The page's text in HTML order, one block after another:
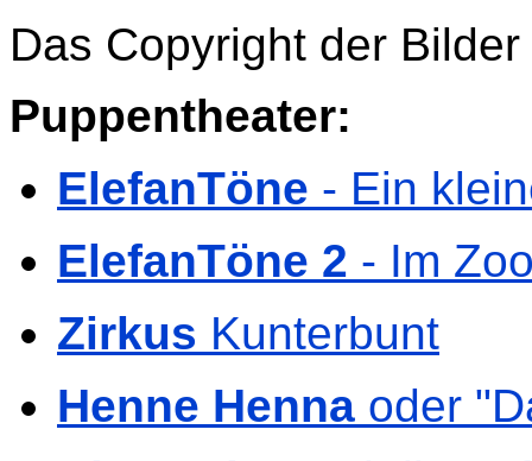
Das Copyright der
Puppentheater:
ElefanTöne - Ein
ElefanTöne 2 - Im
Zirkus Kunterbunt
Henne Henna oder